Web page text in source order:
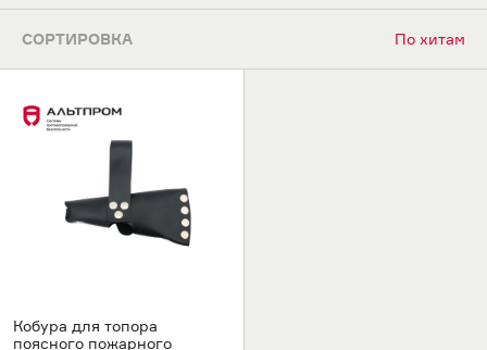
СОРТИРОВКА По хитам
Кобура для топора
поясного пожарного